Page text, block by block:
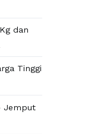
dan
Tinggi
Jemput